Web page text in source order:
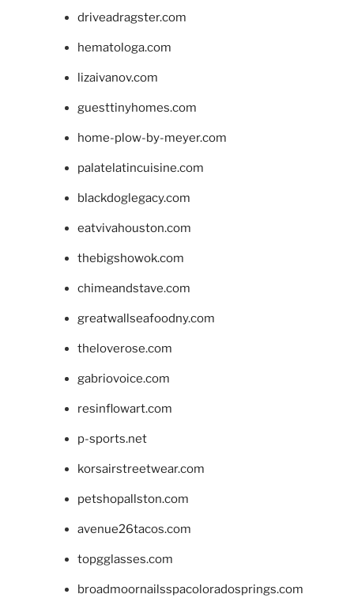
driveadragster.com
hematologa.com
lizaivanov.com
guesttinyhomes.com
home-plow-by-meyer.com
palatelatincuisine.com
blackdoglegacy.com
eatvivahouston.com
thebigshowok.com
chimeandstave.com
greatwallseafoodny.com
theloverose.com
gabriovoice.com
resinflowart.com
p-sports.net
korsairstreetwear.com
petshopallston.com
avenue26tacos.com
topgglasses.com
broadmoornailsspacoloradosprings.com